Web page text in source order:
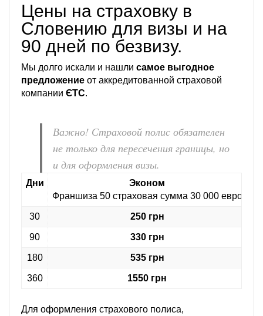
Цены на страховку в
Словению для визы и на
90 дней по безвизу.
Мы долго искали и нашли самое выгодное
предложение от аккредитованной страховой
компании ЄТС.
Важно! Страховой полис обязателен
не только для пересечения границы, но
и для оформления визы.
Дни
Эконом
Франшиза 50 страховая сумма 30 000 евро
30 250 грн
90 330 грн
180 535 грн
360 1550 грн
Для оформления страхового полиса,